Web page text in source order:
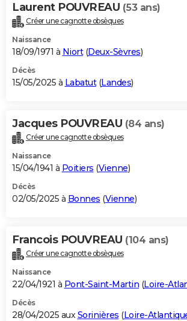
Laurent POUVREAU (53 ans)
Créer une cagnotte obsèques
Naissance
18/09/1971 à Niort(Deux-Sèvres)
Décès
15/05/2025 à Labatut(Landes)
Jacques POUVREAU (84 ans)
Créer une cagnotte obsèques
Naissance
15/04/1941 à Poitiers (Vienne)
Décès
02/05/2025 à Bonnes (Vienne)
Francois POUVREAU (104 ans)
Créer une cagnotte obsèques
Naissance
22/04/1921 à Pont-Saint-Martin (Loire-
Décès
28/04/2025 auxSorinières (Loire-